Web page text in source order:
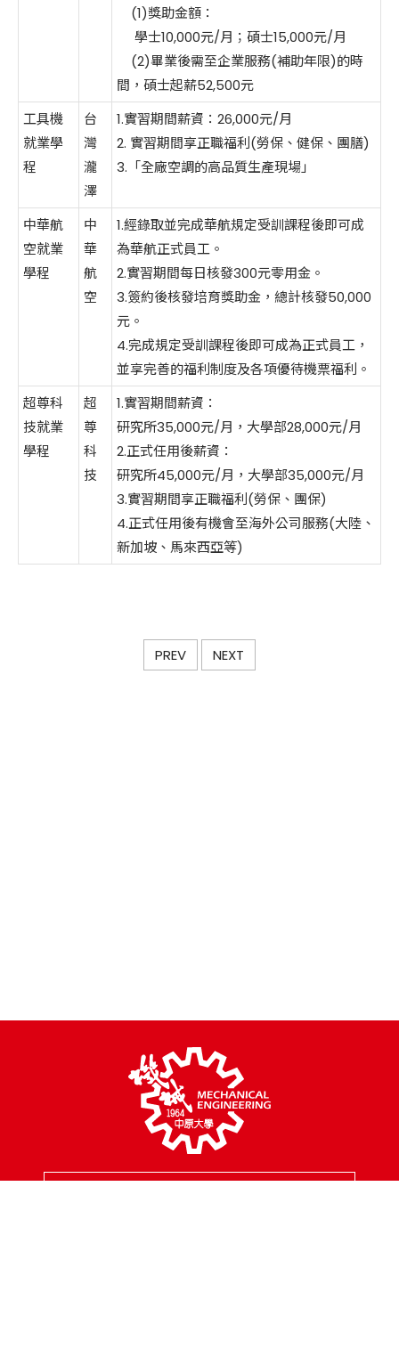
(1)獎助金額：
學士10,000元/月；碩士15,000元/月
(2)畢業後需至企業服務(補助年限)的時
間，碩士起薪52,500元
工具機
就業學
程
台
灣
瀧
澤
1.實習期間薪資：26,000元/月
2. 實習期間享正職福利(勞保、健保、團膳)
3.「全廠空調的高品質生產現場」
中華航
空就業
學程
中
華
航
空
1.經錄取並完成華航規定受訓課程後即可成
為華航正式員工。
2.實習期間每日核發300元零用金。
3.簽約後核發培育獎助金，總計核發50,000
元。
4.完成規定受訓課程後即可成為正式員工，
並享完善的福利制度及各項優待機票福利。
超尊科
技就業
學程
超
尊
科
技
1.實習期間薪資：
研究所35,000元/月，大學部28,000元/月
2.正式任用後薪資：
研究所45,000元/月，大學部35,000元/月
3.實習期間享正職福利(勞保、團保)
4.正式任用後有機會至海外公司服務(大陸、
新加坡、馬來西亞等)
PREV NEXT